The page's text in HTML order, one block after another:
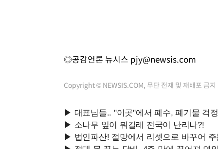
◎공감언론 뉴시스 pjy@newsis.com
Copyright © NEWSIS.COM, 무단 전재 및 재배포 금지